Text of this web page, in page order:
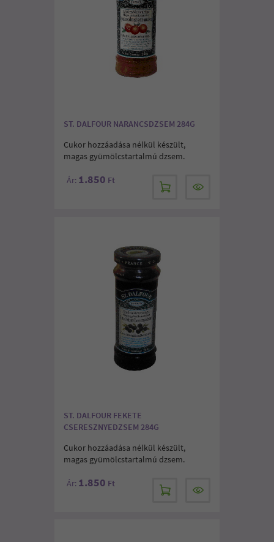
ST. DALFOUR NARANCSDZSEM 284G
Cukor hozzáadása nélkül készült,
magas gyümölcstartalmú dzsem.
Ár: 1.850 Ft
ST. DALFOUR FEKETE
CSERESZNYEDZSEM 284G
Cukor hozzáadása nélkül készült,
magas gyümölcstartalmú dzsem.
Ár: 1.850 Ft